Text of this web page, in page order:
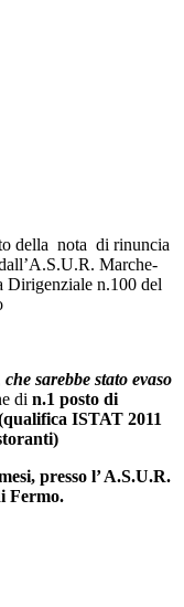
nota di rinuncia
Marche-
Dirigenziale n.100 del
che sarebbe stato evaso
di n.1 posto di
ISTAT 2011
presso l’ A.S.U.R.
Fermo.